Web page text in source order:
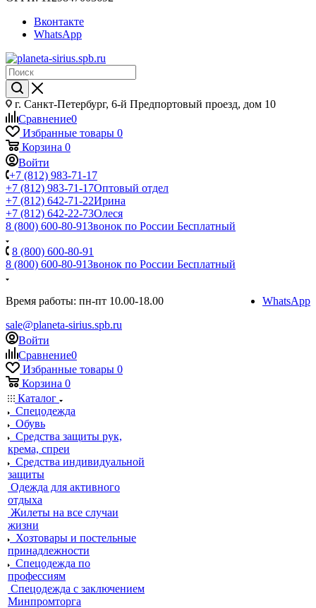
Вконтакте
WhatsApp
г. Санкт-Петербург, 6-й Предпортовый проезд, дом 10
Сравнение0
Избранные товары 0
Корзина 0
Войти
+7 (812) 983-71-17
+7 (812) 983-71-17Оптовый отдел
+7 (812) 642-71-22Ирина
+7 (812) 642-22-73Олеся
8 (800) 600-80-91Звонок по России Бесплатный
8 (800) 600-80-91
8 (800) 600-80-91Звонок по России Бесплатный
Время работы: пн-пт 10.00-18.00
sale@planeta-sirius.spb.ru
WhatsApp
Войти
Сравнение0
Избранные товары 0
Корзина 0
Каталог
Спецодежда
Обувь
Средства защиты рук,
крема, спреи
Средства индивидуальной
защиты
Одежда для активного
отдыха
Жилеты на все случаи
жизни
Хозтовары и постельные
принадлежности
Спецодежда по
профессиям
Спецодежда с заключением
Минпромторга